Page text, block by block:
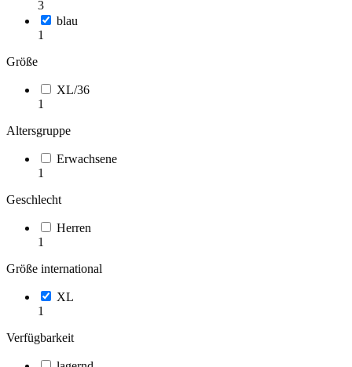
3
blau
1
Größe
XL/36
1
Altersgruppe
Erwachsene
1
Geschlecht
Herren
1
Größe international
XL
1
Verfügbarkeit